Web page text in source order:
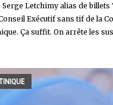
Letchimy alias de billets
Exécutif sans tif de la
Ça suffit. On arrête les